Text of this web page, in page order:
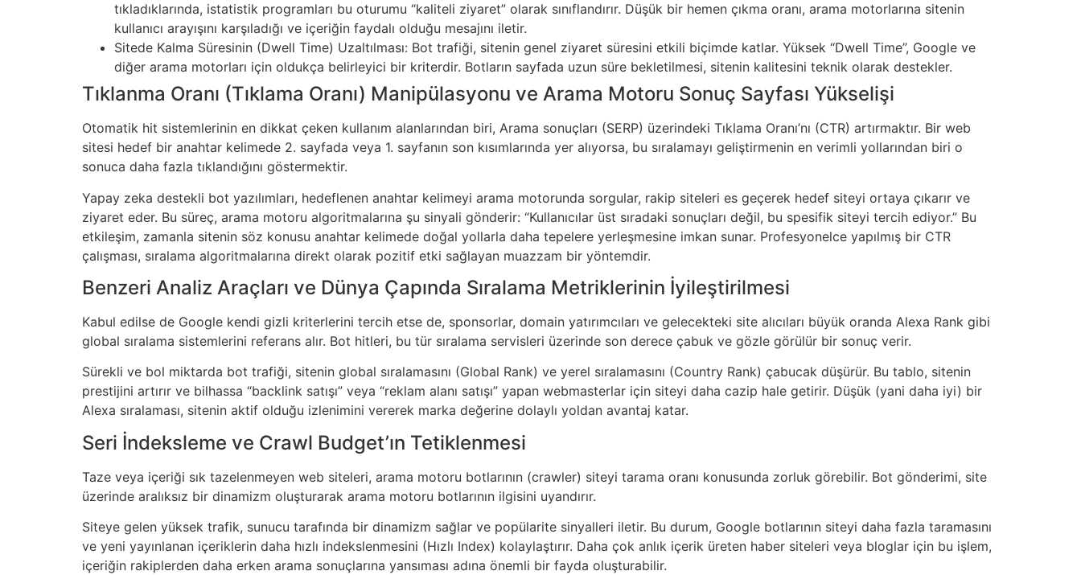
tıkladıklarında, istatistik programları bu oturumu “kaliteli ziyaret” olarak sınıflandırır. Düşük bir hemen çıkma oranı, arama motorlarına sitenin
kullanıcı arayışını karşıladığı ve içeriğin faydalı olduğu mesajını iletir.
Sitede Kalma Süresinin (Dwell Time) Uzaltılması: Bot trafiği, sitenin genel ziyaret süresini etkili biçimde katlar. Yüksek “Dwell Time”, Google ve
diğer arama motorları için oldukça belirleyici bir kriterdir. Botların sayfada uzun süre bekletilmesi, sitenin kalitesini teknik olarak destekler.
Tıklanma Oranı (Tıklama Oranı) Manipülasyonu ve Arama Motoru Sonuç Sayfası Yükselişi
Otomatik hit sistemlerinin en dikkat çeken kullanım alanlarından biri, Arama sonuçları (SERP) üzerindeki Tıklama Oranı’nı (CTR) artırmaktır. Bir web
sitesi hedef bir anahtar kelimede 2. sayfada veya 1. sayfanın son kısımlarında yer alıyorsa, bu sıralamayı geliştirmenin en verimli yollarından biri o
sonuca daha fazla tıklandığını göstermektir.
Yapay zeka destekli bot yazılımları, hedeflenen anahtar kelimeyi arama motorunda sorgular, rakip siteleri es geçerek hedef siteyi ortaya çıkarır ve
ziyaret eder. Bu süreç, arama motoru algoritmalarına şu sinyali gönderir: “Kullanıcılar üst sıradaki sonuçları değil, bu spesifik siteyi tercih ediyor.” Bu
etkileşim, zamanla sitenin söz konusu anahtar kelimede doğal yollarla daha tepelere yerleşmesine imkan sunar. Profesyonelce yapılmış bir CTR
çalışması, sıralama algoritmalarına direkt olarak pozitif etki sağlayan muazzam bir yöntemdir.
Benzeri Analiz Araçları ve Dünya Çapında Sıralama Metriklerinin İyileştirilmesi
Kabul edilse de Google kendi gizli kriterlerini tercih etse de, sponsorlar, domain yatırımcıları ve gelecekteki site alıcıları büyük oranda Alexa Rank gibi
global sıralama sistemlerini referans alır. Bot hitleri, bu tür sıralama servisleri üzerinde son derece çabuk ve gözle görülür bir sonuç verir.
Sürekli ve bol miktarda bot trafiği, sitenin global sıralamasını (Global Rank) ve yerel sıralamasını (Country Rank) çabucak düşürür. Bu tablo, sitenin
prestijini artırır ve bilhassa “backlink satışı” veya “reklam alanı satışı” yapan webmasterlar için siteyi daha cazip hale getirir. Düşük (yani daha iyi) bir
Alexa sıralaması, sitenin aktif olduğu izlenimini vererek marka değerine dolaylı yoldan avantaj katar.
Seri İndeksleme ve Crawl Budget’ın Tetiklenmesi
Taze veya içeriği sık tazelenmeyen web siteleri, arama motoru botlarının (crawler) siteyi tarama oranı konusunda zorluk görebilir. Bot gönderimi, site
üzerinde aralıksız bir dinamizm oluşturarak arama motoru botlarının ilgisini uyandırır.
Siteye gelen yüksek trafik, sunucu tarafında bir dinamizm sağlar ve popülarite sinyalleri iletir. Bu durum, Google botlarının siteyi daha fazla taramasını
ve yeni yayınlanan içeriklerin daha hızlı indekslenmesini (Hızlı Index) kolaylaştırır. Daha çok anlık içerik üreten haber siteleri veya bloglar için bu işlem,
içeriğin rakiplerden daha erken arama sonuçlarına yansıması adına önemli bir fayda oluşturabilir.